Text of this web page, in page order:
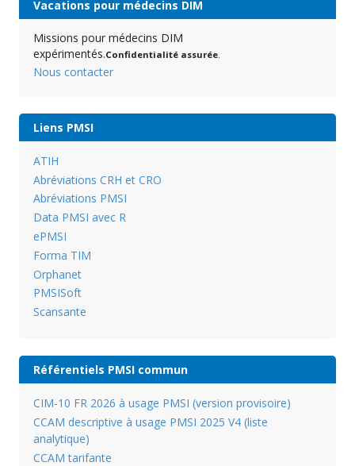
Vacations pour médecins DIM
Missions pour médecins DIM
expérimentés.Confidentialité assurée.
Nous contacter
Liens PMSI
ATIH
Abréviations CRH et CRO
Abréviations PMSI
Data PMSI avec R
ePMSI
Forma TIM
Orphanet
PMSISoft
Scansante
Référentiels PMSI commun
CIM-10 FR 2026 à usage PMSI (version provisoire)
CCAM descriptive à usage PMSI 2025 V4 (liste
analytique)
CCAM tarifante